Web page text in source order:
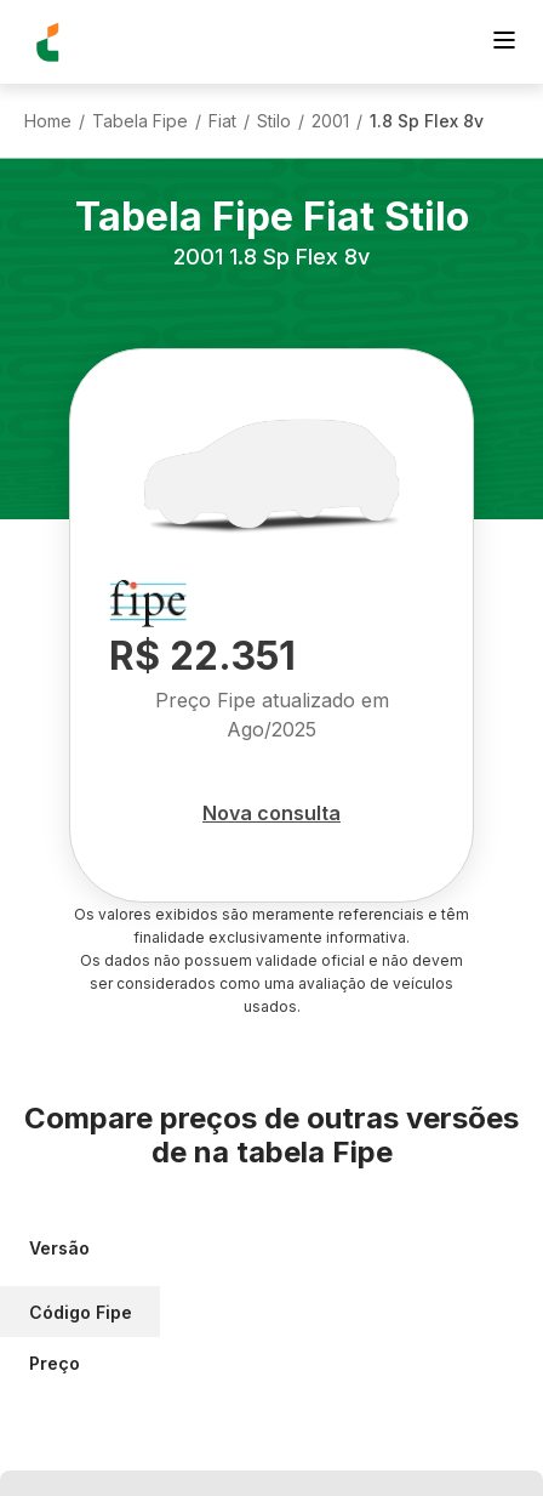
Home / Tabela Fipe / Fiat / Stilo / 2001 / 1.8 Sp Flex 8v
Tabela Fipe Fiat Stilo
2001 1.8 Sp Flex 8v
R$ 22.351
Preço Fipe atualizado em
Ago/2025
Nova consulta
Os valores exibidos são meramente referenciais e têm
finalidade exclusivamente informativa.
Os dados não possuem validade oficial e não devem
ser considerados como uma avaliação de veículos
usados.
Compare preços de outras versões
de na tabela Fipe
Versão
Código Fipe
Preço